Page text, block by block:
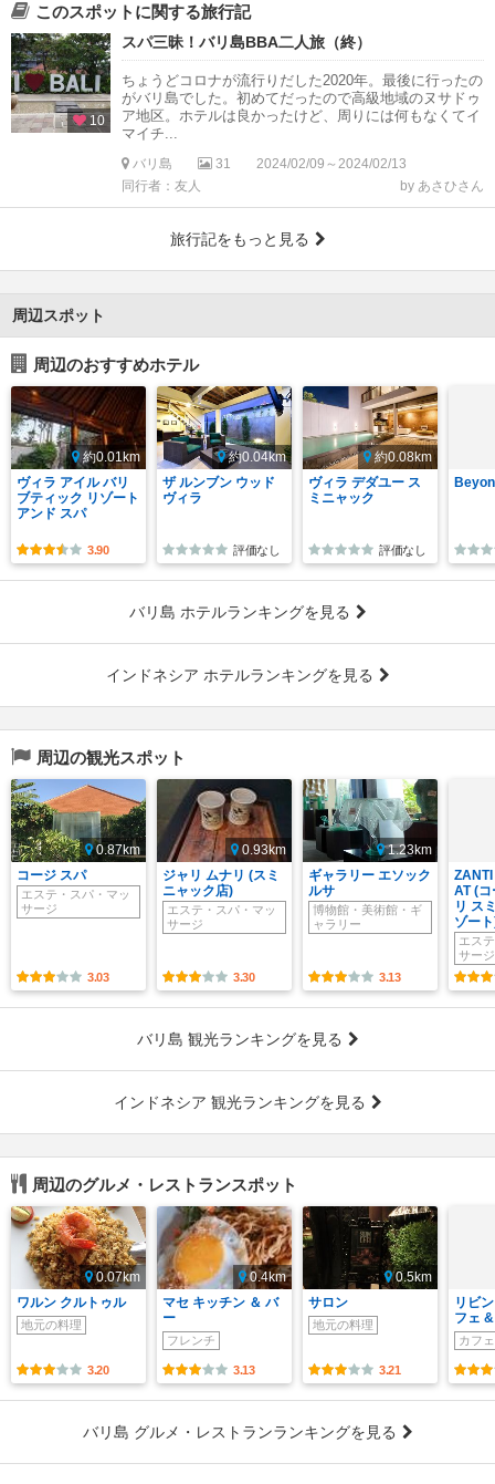
このスポットに関する旅行記
10
スパ三昧！バリ島BBA二人旅（終）
ちょうどコロナが流行りだした2020年。最後に行ったの
がバリ島でした。初めてだったので高級地域のヌサドゥ
ア地区。ホテルは良かったけど、周りには何もなくてイ
マイチ...
バリ島 31
2024/02/09～2024/02/13
同行者：友人
by あさひさん
旅行記をもっと見る
周辺スポット
周辺のおすすめホテル
約0.01km
ヴィラ アイル バリ
ブティック リゾート
アンド スパ
3.90
約0.04km
ザ ルンブン ウッド
ヴィラ
評価なし
約0.08km
ヴィラ デダユー ス
ミニャック
評価なし
バリ島 ホテルランキングを見る
インドネシア ホテルランキングを見る
周辺の観光スポット
0.87km
コージ スパ
エステ・スパ・マッ
サージ
3.03
0.93km
ジャリ ムナリ (スミ
ニャック店)
エステ・スパ・マッ
サージ
3.30
1.23km
ギャラリー エソック
ルサ
博物館・美術館・ギ
ャラリー
3.13
AT (
リ ス
ゾー
エス
サージ
バリ島 観光ランキングを見る
インドネシア 観光ランキングを見る
周辺のグルメ・レストランスポット
0.07km
ワルン クルトゥル
地元の料理
3.20
0.4km
マセ キッチン ＆ バ
ー
フレンチ
3.13
0.5km
サロン
地元の料理
3.21
リビ
フェ
カフェ
バリ島 グルメ・レストランランキングを見る